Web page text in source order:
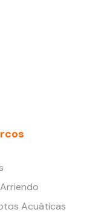
Acuáticas